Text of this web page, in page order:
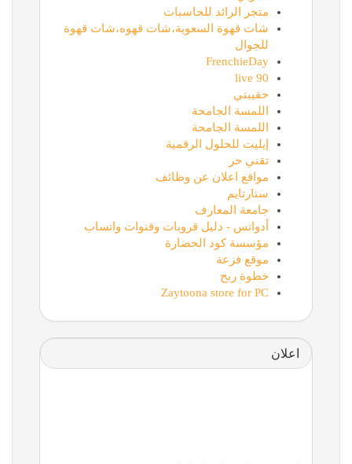
متجر الرائد للحاسبات
شات قهوة السعوية،شات قهوه،شات قهوة
للجوال
FrenchieDay
90 live
حقيبتي
اللمسة الجامحة
اللمسة الجامحة
إيليت للحلول الرقمية
تقني حر
مواقع اعلان عن وظائف
ستارتايم
جامعة المعارف
أدواتس - دليل قروبات وقنوات واتساب
مؤسسة كود الحضارة
موقع فزعة
خطوة ربح
Zaytoona store for PC
اعلان